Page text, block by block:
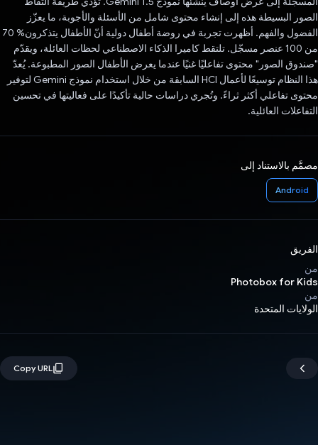
الصور البسيطة هذه إلى إنشاء محتوى شامل من الأسئلة والأجوبة، ما يعزّز
الفضول والفهم. أظهرت تجربة في روضة أطفال دولية أنّ الأطفال يتذكرون% 70
من 100 عنصر مسجّل. تلتقط كاميرا الذكاء الاصطناعي لحظات العائلة، ويقدّم
"صندوق الصور" محتوى تفاعليًا غنيًا عندما يعرض الأطفال الصور المطبوعة. يُعدّ
هذا النظام توسيعًا لأعمال HCI السابقة من خلال استخدام نموذج Gemini لتوفير
محتوى تفاعلي أكثر ثراءً. وتُجري دراسات حالية تأكيدًا على فعاليتها في تحسين
التفاعلات العائلية.
مصمَّم بالاستناد إلى
Android
الفريق
من
Photobox for Kids
من
الولايات المتحدة